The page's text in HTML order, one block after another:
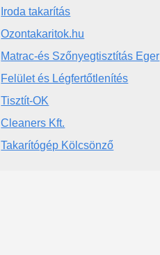
Iroda takarítás
Ozontakaritok.hu
Matrac-és Szőnyegtisztítás Eger
Felület és Légfertőtlenítés
Tisztít-OK
Cleaners Kft.
Takarítógép Kölcsönző